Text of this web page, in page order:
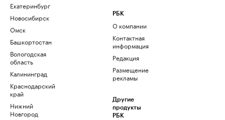
Екатеринбург
Новосибирск
Омск
Башкортостан
Вологодская
область
Калининград
Краснодарский
край
Нижний
Новгород
РБК
О компании
Контактная
информация
Редакция
Размещение
рекламы
Другие
продукты
РБК